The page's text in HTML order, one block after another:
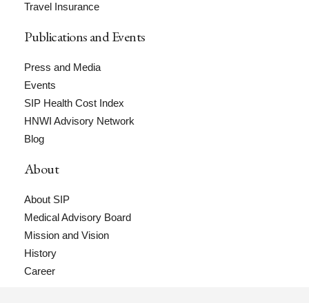
Travel Insurance
Publications and Events
Press and Media
Events
SIP Health Cost Index
HNWI Advisory Network
Blog
About
About SIP
Medical Advisory Board
Mission and Vision
History
Career